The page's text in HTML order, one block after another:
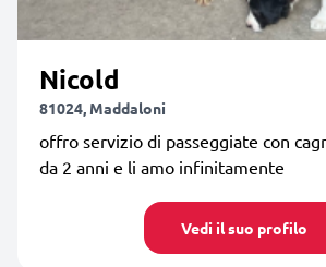
Nicold
81024, Maddaloni
offro servizio di passeggiate con
da 2 anni e li amo infinitamente
Vedi il suo profilo